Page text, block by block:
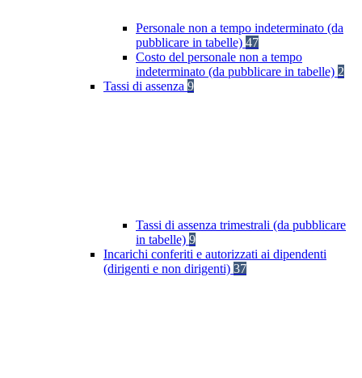
Personale non a tempo indeterminato (da
pubblicare in tabelle) 47
Costo del personale non a tempo
indeterminato (da pubblicare in tabelle) 2
Tassi di assenza 9
Tassi di assenza trimestrali (da pubblicare
in tabelle) 9
Incarichi conferiti e autorizzati ai dipendenti
(dirigenti e non dirigenti) 37